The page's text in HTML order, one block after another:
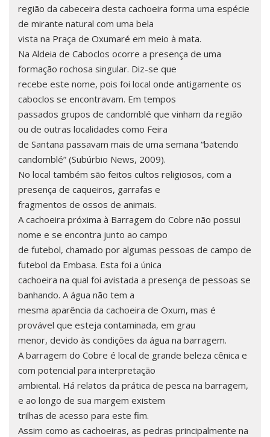
região da cabeceira desta cachoeira forma uma espécie
de mirante natural com uma bela
vista na Praça de Oxumaré em meio à mata.
Na Aldeia de Caboclos ocorre a presença de uma
formação rochosa singular. Diz-se que
recebe este nome, pois foi local onde antigamente os
caboclos se encontravam. Em tempos
passados grupos de candomblé que vinham da região
ou de outras localidades como Feira
de Santana passavam mais de uma semana “batendo
candomblé” (Subúrbio News, 2009).
No local também são feitos cultos religiosos, com a
presença de caqueiros, garrafas e
fragmentos de ossos de animais.
A cachoeira próxima à Barragem do Cobre não possui
nome e se encontra junto ao campo
de futebol, chamado por algumas pessoas de campo de
futebol da Embasa. Esta foi a única
cachoeira na qual foi avistada a presença de pessoas se
banhando. A água não tem a
mesma aparência da cachoeira de Oxum, mas é
provável que esteja contaminada, em grau
menor, devido às condições da água na barragem.
A barragem do Cobre é local de grande beleza cênica e
com potencial para interpretação
ambiental. Há relatos da prática de pesca na barragem,
e ao longo de sua margem existem
trilhas de acesso para este fim.
Assim como as cachoeiras, as pedras principalmente na